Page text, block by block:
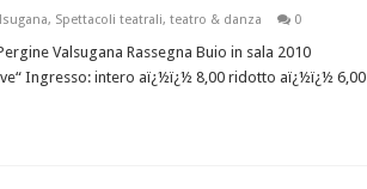
, Spettacoli teatrali, teatro & danza 0
Valsugana Rassegna Buio in sala 2010
Ingresso: intero aï¿½ï¿½ 8,00 ridotto aï¿½ï¿½ 6,00